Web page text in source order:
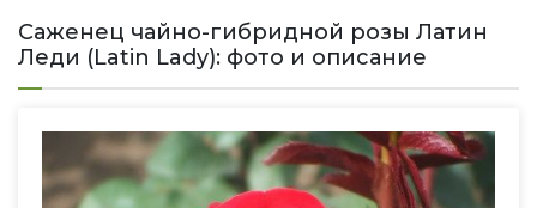
Саженец чайно-гибридной розы Латин
Леди (Latin Lady): фото и описание